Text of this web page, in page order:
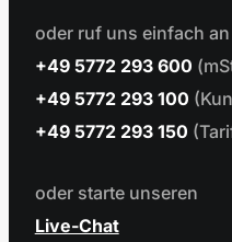
oder ruf uns einfach an
+49 5772 293 600
+49 5772 293 100
+49 5772 293 150
oder starte unseren
Live-Chat